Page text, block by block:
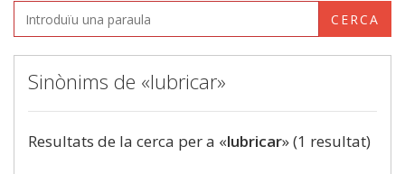
CERCA
Sinònims de «lubricar»
Resultats de la cerca per a «lubricar» (1 resultat)